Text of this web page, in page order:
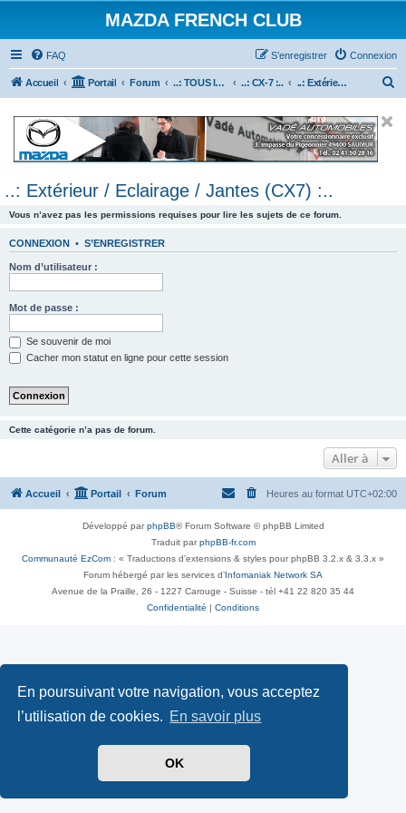
En poursuivant votre navigation, vous acceptez
l’utilisation de cookies. En savoir plus
OK
MAZDA FRENCH CLUB
FAQ Connexion
S’enregistrer
Accueil Portail Forum ..: TOUS les Véhicules MAZDA :.. ..: CX-7 :.. ..: Extérieur / Eclairage / Jantes (CX7) :..
e
..: Extérieur / Eclairage / Jantes (CX7) :..
Vous n’avez pas les permissions requises pour lire les sujets de ce forum.
CONNEXION • S’ENREGISTRER
Nom d’utilisateur :
Mot de passe :
Se souvenir de moi
Cacher mon statut en ligne pour cette session
Cette catégorie n’a pas de forum.
Aller à
Accueil Portail Forum Heures au format UTC+02:00
Développé parphpBB® Forum Software © phpBB Limited
Traduit parphpBB-fr.com
Communauté EzCom : « Traductions d'extensions & styles pour phpBB 3.2.x & 3.3.x »
Forum hébergé par les services d’ Infomaniak Network SA
Avenue de la Praille, 26 - 1227 Carouge - Suisse - tél +41 22 820 35 44
Confidentialité
Conditions